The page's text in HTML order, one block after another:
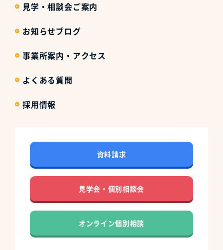
見学・相談会ご案内
お知らせブログ
事業所案内・アクセス
よくある質問
採用情報
資料請求
見学会・個別相談会
オンライン個別相談